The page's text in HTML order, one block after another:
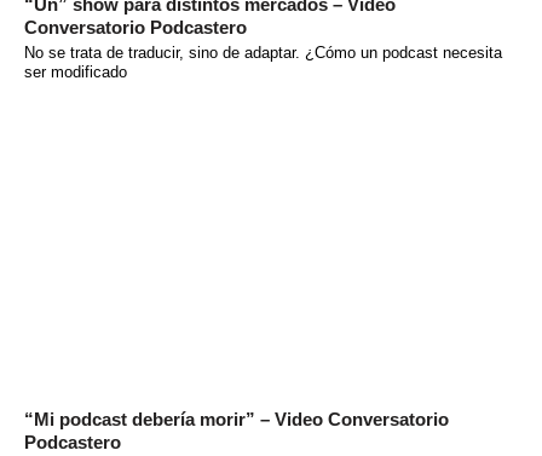
Conversatorio Podcastero
No se trata de traducir, sino de adaptar. ¿Cómo un podcast necesita
ser modificado
“Mi podcast debería morir” – Video Conversatorio
Podcastero